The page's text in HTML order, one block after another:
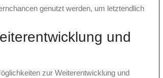
genutzt werden, um letztendlich
und
zur Weiterentwicklung und